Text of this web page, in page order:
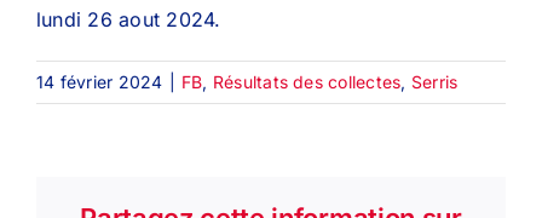
lundi 26 aout 2024.
14 février 2024 FB, Résultats des collectes, Serris